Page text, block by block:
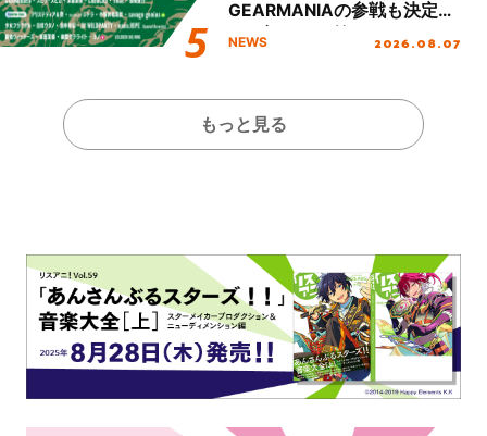
GEARMANIAの参戦も決定
し、初となる第3ステージの
NEWS 2026.08.07
もっと見る